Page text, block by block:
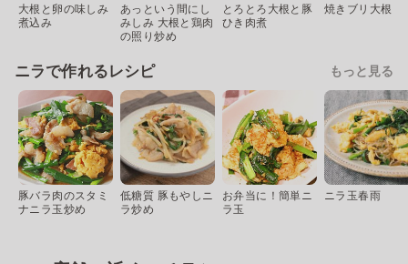
大根と卵の味しみ
煮込み
あっという間にし
みしみ 大根と鶏肉
の照り炒め
とろとろ大根と豚
ひき肉煮
焼きブリ大根
ニラで作れるレシピ もっと見る
豚バラ肉のスタミ
ナニラ玉炒め
低糖質 豚もやしニ
ラ炒め
お弁当に！簡単ニ
ラ玉
ニラ玉春雨